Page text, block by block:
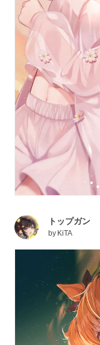
トップガン
by KiTA